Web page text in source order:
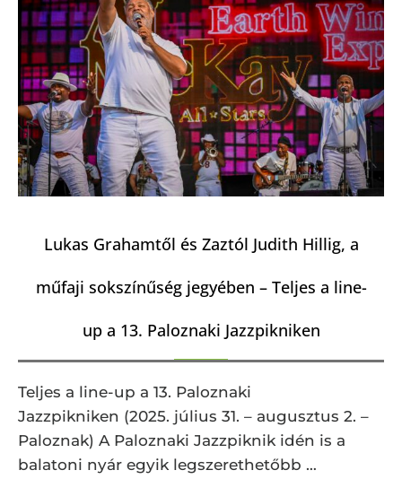
Lukas Grahamtől és Zaztól Judith Hillig, a
műfaji sokszínűség jegyében – Teljes a line-
up a 13. Paloznaki Jazzpikniken
Teljes a line-up a 13. Paloznaki
Jazzpikniken (2025. július 31. – augusztus 2. –
Paloznak) A Paloznaki Jazzpiknik idén is a
balatoni nyár egyik legszerethetőbb …